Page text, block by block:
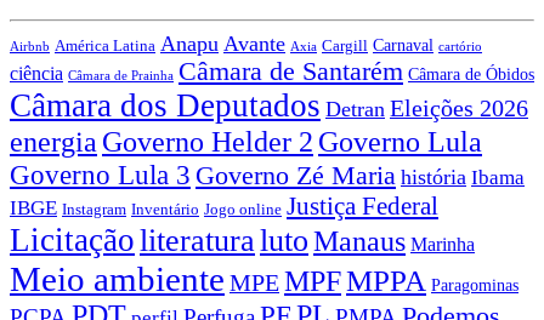
Airbnb América Latina Anapu Avante Axia Cargill Carnaval cartório
ciência Câmara de Prainha Câmara de Santarém Câmara de Óbidos
Câmara dos Deputados Detran Eleições 2026
energia Governo Helder 2 Governo Lula
Governo Lula 3 Governo Zé Maria história Ibama
IBGE Instagram Inventário Jogo online Justiça Federal
LicitaçãoliteraturalutoManaus Marinha
Meio ambiente MPEMPFMPPA Paragominas